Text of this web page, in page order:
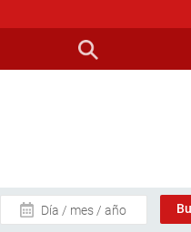
Día / mes / año